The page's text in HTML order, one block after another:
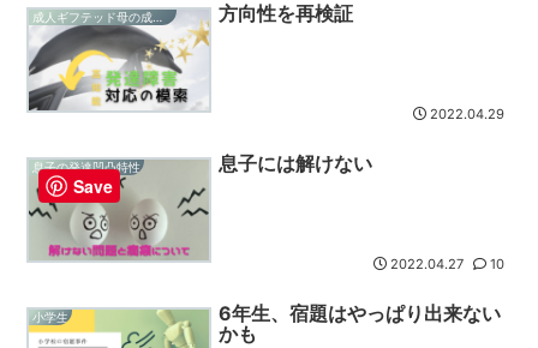
方向性を再検証
2022.04.29
息子の発達凹凸特性 息子には解けない
2022.04.27 10
小学生
6年生、宿題はやっぱり出来ない
かも
Save